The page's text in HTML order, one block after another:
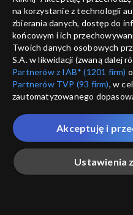
Złoty chłopak
odc. 183
Złoty chłopak
odc. 181
na korzystanie z technologii
zbierania danych, dostęp do
końcowym i ich
Twoich danych osobowych
S.A. w likwidacji (zwaną dalej
Partnerów z IAB* (1201 firm)
Partnerów TVP (93 firm), w
zautomatyzowanego
które wskazujemy poniżej, a
przez nas identyfikatora PPID
Twoje dane osobowe
Ciebie naszych
„Portalem”, w tym informacje
Ustawienia
Akceptuję i